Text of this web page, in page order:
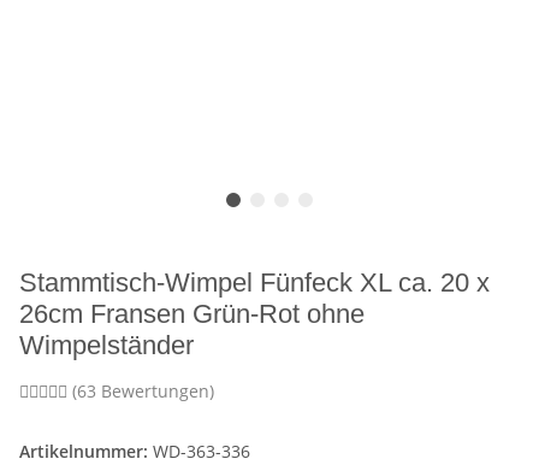
Stammtisch-Wimpel Fünfeck XL ca. 20 x
26cm Fransen Grün-Rot ohne
Wimpelständer
(63 Bewertungen)
Artikelnummer: WD-363-336